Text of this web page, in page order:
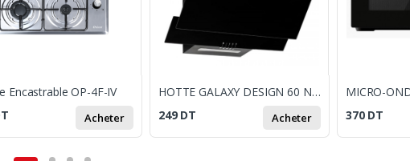
Encastrable OP-4F-IV
Acheter
HOTTE GALAXY DESIGN 60 NOIR
249 DT Acheter
370 DT